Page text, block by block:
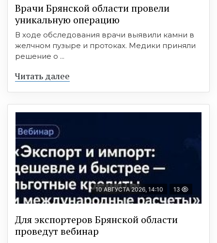
Врачи Брянской области провели
уникальную операцию
В ходе обследования врачи выявили камни в
желчном пузыре и протоках. Медики приняли
решение о ...
Читать далее
10 АВГУСТА 2026, 14:10 13
Для экспортеров Брянской области
проведут вебинар